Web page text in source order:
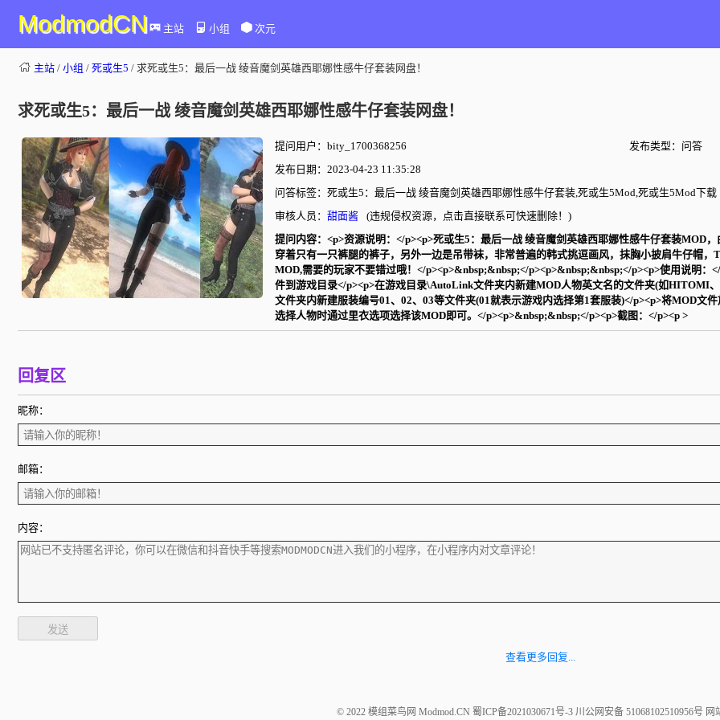
ModmodCN 主站 小组 次元
主站 / 小组 / 死或生5 / 求死或生5：最后一战 绫音魔剑英雄西耶娜性感牛仔套装网盘！
求死或生5：最后一战 绫音魔剑英雄西耶娜性感牛仔套装网盘！
提问用户：bity_1700368256
发布类型：问答
发布日期：2023-04-23 11:35:28
问答标签：死或生5：最后一战 绫音魔剑英雄西耶娜性感牛仔套装,死或生5Mod,死或生5Mod下载
审核人员： 甜面酱
(违规侵权资源，点击直接联系可快速删除！)
提问内容：<p>资源说明：</p><p>死或生5：最后一战 绫音魔剑英雄西耶娜性感牛仔套装
穿着只有一只裤腿的裤子，另外一边是吊带袜，非常普遍的韩式挑逗画风，抹胸小披肩牛仔帽
MOD,需要的玩家不要错过哦！</p><p>&nbsp;&nbsp;</p><p>&nbsp;&nbsp;</p><p>使用说明
件到游戏目录</p><p>在游戏目录\AutoLink文件夹内新建MOD人物英文名的文件夹(如HITOMI
文件夹内新建服装编号01、02、03等文件夹(01就表示游戏内选择第1套服装)</p><p>将MOD
选择人物时通过里衣选项选择该MOD即可。</p><p>&nbsp;&nbsp;</p><p>截图：</p><p >
回复区
昵称：
邮箱：
内容：
发送
查看更多回复...
© 2022 模组菜鸟网 Modmod.CN 蜀ICP备2021030671号-3 川公网安备 51068102510956号 网